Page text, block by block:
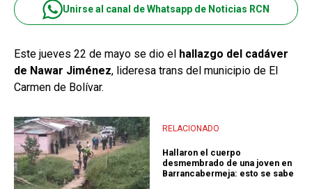
Unirse al canal de Whatsapp de Noticias RCN
Este jueves 22 de mayo se dio el hallazgo del cadáver
de Nawar Jiménez, lideresa trans del municipio de El
Carmen de Bolívar.
RELACIONADO
Hallaron el cuerpo
desmembrado de una joven en
Barrancabermeja: esto se sabe